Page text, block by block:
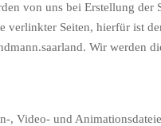
von uns bei Erstellung
verlinkter Seiten, hierfür ist
Wir werden
, Video- und